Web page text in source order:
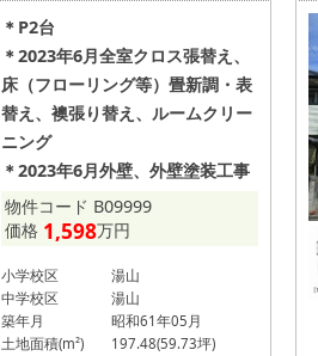
＊P2台
＊2023年6月全室クロス張替え、
床（フローリング等）畳新調・表
替え、襖張り替え、ルームクリー
ニング
＊2023年6月外壁、外壁塗装工事
物件コード B09999
価格 1,598万円
小学校区
湯山
中学校区
湯山
築年月
昭和61年05月
土地面積(m²)
197.48(59.73坪)